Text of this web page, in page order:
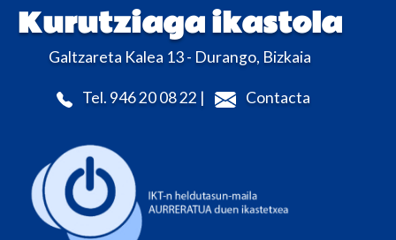
Kurutziaga ikastola
Galtzareta Kalea 13 - Durango, Bizkaia
Tel. 946 20 08 22 | Contacta